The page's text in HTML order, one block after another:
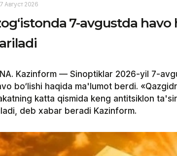
Август 2026
7-avgustda havo
Kazinform — Sinoptiklar 2026-yil 7-
bo‘lishi haqida ma'lumot berdi.
katta qismida keng antitsiklon
deb xabar beradi Kazinform.